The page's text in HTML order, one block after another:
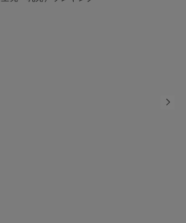
ビー）
マ
ア
必要な出産準備品
何枚あっても嬉しい